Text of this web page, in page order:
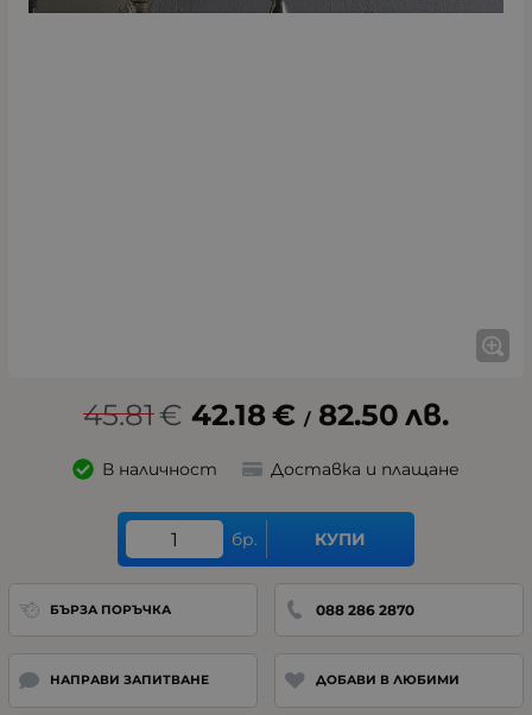
45.81€ 42.18€ / 82.50 лв.
В наличност Доставка и плащане
бр. КУПИ
БЪРЗА ПОРЪЧКА 088 286 2870
НАПРАВИ ЗАПИТВАНЕ ДОБАВИ В ЛЮБИМИ